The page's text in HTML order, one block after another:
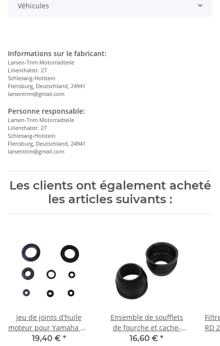
Véhicules
Informations sur le fabricant:
Larsen-Trim Motorradteile
Lilienthalstr. 27
Schleswig-Holstein
Flensburg, Deutschland, 24941
larsentrim@gmail.com
Personne responsable:
Larsen-Trim Motorradteile
Lilienthalstr. 27
Schleswig-Holstein
Flensburg, Deutschland, 24941
larsentrim@gmail.com
Les clients ont également acheté
les articles suivants :
Jeu de joints d'huile
moteur pour Yamaha RD
250 350 73-79
19,40 € *
Ensemble de soufflets
de fourche et cache-
poussière p. Yamaha RD
16,60 € *
RD